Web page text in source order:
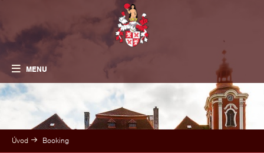
MENU
Úvod Booking